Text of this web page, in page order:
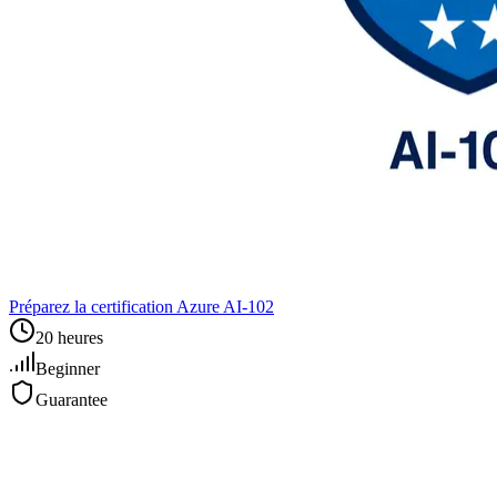
Préparez la certification Azure AI‑102
20 heures
Beginner
Guarantee